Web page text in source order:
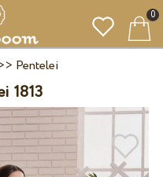
0
Pentelei
1813